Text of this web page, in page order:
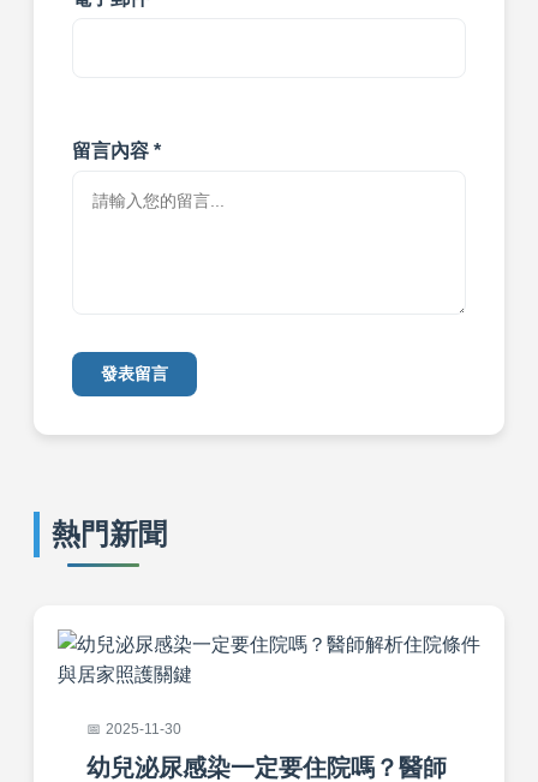
留言內容 *
發表留言
熱門新聞
2025-11-30
幼兒泌尿感染一定要住院嗎？醫師